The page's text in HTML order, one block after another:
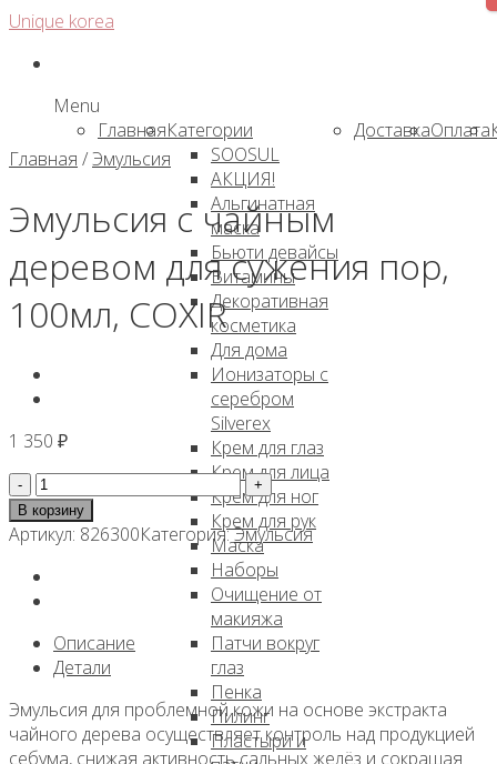
Skip
content
Unique korea
Menu
ГлавнаяКатегории
SOOSUL
АКЦИЯ!
Альгинатная
маска
Бьюти девайсы
Витамины
Декоративная
косметика
Для дома
Ионизаторы с
серебром
Silverex
Крем для глаз
Крем для лица
Крем для ног
Крем для рук
Маска
Наборы
Очищение от
макияжа
Патчи вокруг
глаз
Пенка
Пилинг
Пластыри и
ДоставкаОплата
Главная /Эмульсия
Эмульсия с чайным
деревом для сужения пор,
100мл, COXIR
1 350 ₽
Количество
товара
Эмульсия
чайным
деревом
сужения
пор,
100мл,
COXIR
В корзину
Артикул: 826300Категория:Эмульсия
Описание
Детали
Эмульсия для проблемной кожи на основе экстракта
чайного дерева осуществляет контроль над продукцией
себума, снижая активность сальных желёз и сокращая